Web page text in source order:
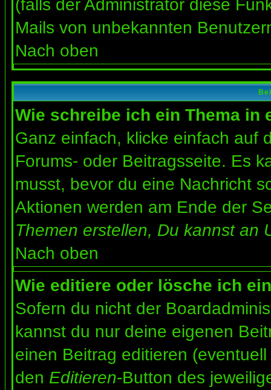
(falls der Administrator diese
Mails von unbekannten
Nach oben
Wie schreibe ich ein Thema in
Ganz einfach, klicke einfach auf
Forums- oder Beitragsseite. Es
musst, bevor du eine Nachricht
Aktionen werden am Ende der
Themen erstellen, Du kannst an
Nach oben
Wie editiere oder lösche ich
Sofern du nicht der
kannst du nur deine eigenen
einen Beitrag editieren
den Editieren-Button des